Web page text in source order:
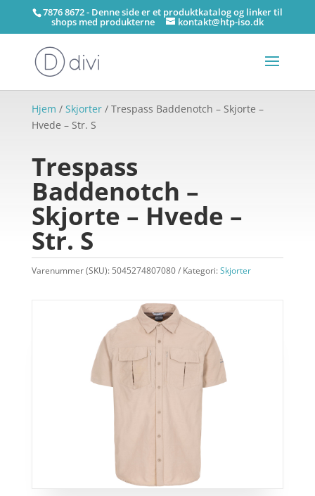
7876 8672 - Denne side er et produktkatalog og linker til
shops med produkterne kontakt@htp-iso.dk
Hjem / Skjorter/ Trespass Baddenotch – Skjorte –
Hvede – Str. S
Trespass
Baddenotch –
Skjorte – Hvede –
Str. S
Varenummer (SKU): 5045274807080 Kategori:Skjorter